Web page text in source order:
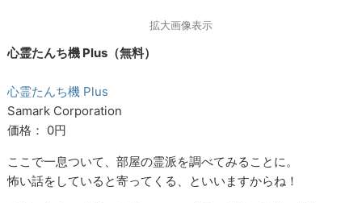
拡大画像表示
心霊たんち機 Plus（無料）
心霊たんち機 Plus
Samark Corporation
価格： 0円
ここで一息ついて、部屋の霊派を調べてみることに。
怖い話をしていると寄ってくる、といいますからね！